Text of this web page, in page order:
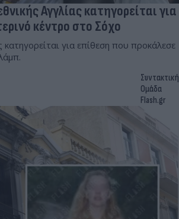
Αγγλίας κατηγορείται για
κέντρο στο Σόχο
κατηγορείται για επίθεση που προκάλεσε
Συντακτική
Ομάδα
Flash.gr